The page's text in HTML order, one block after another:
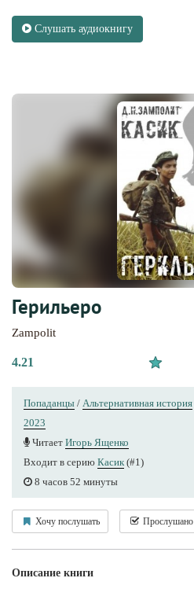
Слушать аудиокнигу
Герильеро
Zampolit
4.21
Попаданцы / Альтернативная история
2023
Читает Игорь Ященко
Входит в серию Касик (#1)
8 часов 52 минуты
Хочу послушать Прослушано
Описание книги